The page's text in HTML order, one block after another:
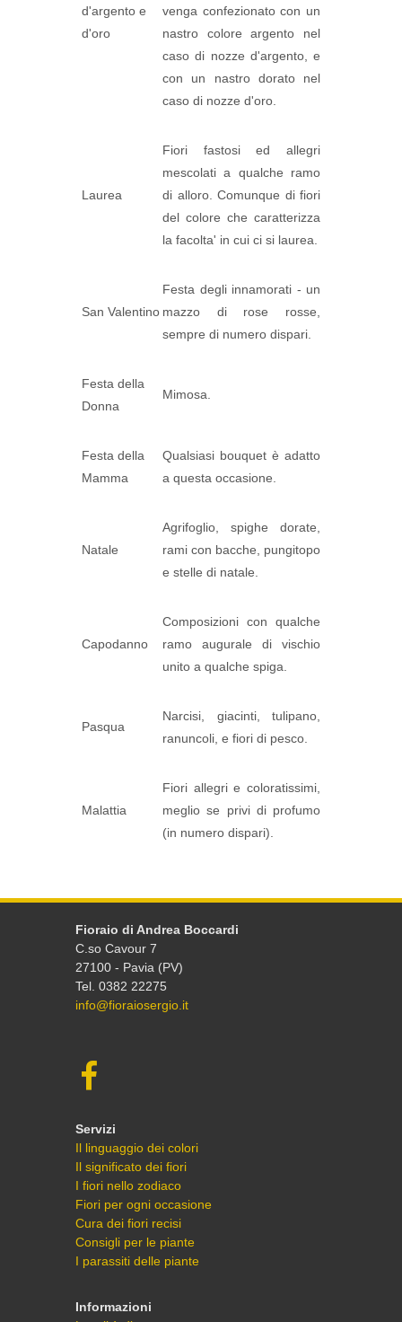
d'argento e
d'oro
venga confezionato con un
nastro colore argento nel
caso di nozze d'argento, e
con un nastro dorato nel
caso di nozze d'oro.
Laurea
Fiori fastosi ed allegri
mescolati a qualche ramo
di alloro. Comunque di fiori
del colore che caratterizza
la facolta' in cui ci si laurea.
San Valentino
Festa degli innamorati - un
mazzo di rose rosse,
sempre di numero dispari.
Festa della
Donna
Mimosa.
Festa della
Mamma
Qualsiasi bouquet è adatto
a questa occasione.
Natale
Agrifoglio, spighe dorate,
rami con bacche, pungitopo
e stelle di natale.
Capodanno
Composizioni con qualche
ramo augurale di vischio
unito a qualche spiga.
Pasqua
Narcisi, giacinti, tulipano,
ranuncoli, e fiori di pesco.
Malattia
Fiori allegri e coloratissimi,
meglio se privi di profumo
(in numero dispari).
Fioraio di Andrea Boccardi
C.so Cavour 7
27100 - Pavia (PV)
Tel. 0382 22275
info@fioraiosergio.it
Servizi
Il linguaggio dei colori
Il significato dei fiori
I fiori nello zodiaco
Fiori per ogni occasione
Cura dei fiori recisi
Consigli per le piante
I parassiti delle piante
Informazioni